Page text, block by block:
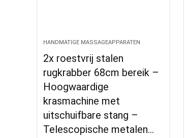
HANDMATIGE MASSAGEAPPARATEN
2x roestvrij stalen
rugkrabber 68cm bereik –
Hoogwaardige
krasmachine met
uitschuifbare stang –
Telescopische metalen…